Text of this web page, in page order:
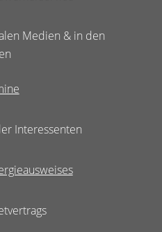
Medien & in den
Interessenten